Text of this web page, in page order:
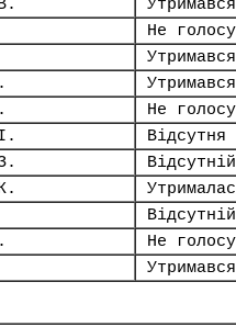
Утримався
Не
Утримався
Утримався
Не
Відсутня
Відсутній
Відсутній
Не
Утримався